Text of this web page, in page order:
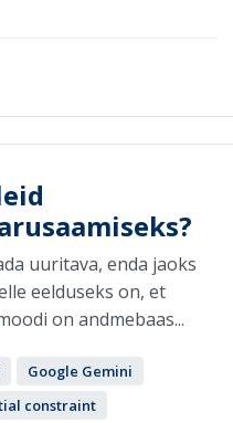
uuritava, enda jaoks
eelduseks on, et
on andmebaas...
Google Gemini
constraint